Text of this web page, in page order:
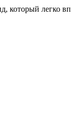
который легко